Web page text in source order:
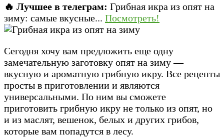
🔥 Лучшее в телеграм: Грибная икра из опят на
зиму: самые вкусные... Посмотреть!
Сегодня хочу вам предложить еще одну
замечательную заготовку опят на зиму —
вкусную и ароматную грибную икру. Все рецепты
просты в приготовлении и являются
универсальными. По ним вы сможете
приготовить грибную икру не только из опят, но
и из маслят, вешенок, белых и других грибов,
которые вам попадутся в лесу.